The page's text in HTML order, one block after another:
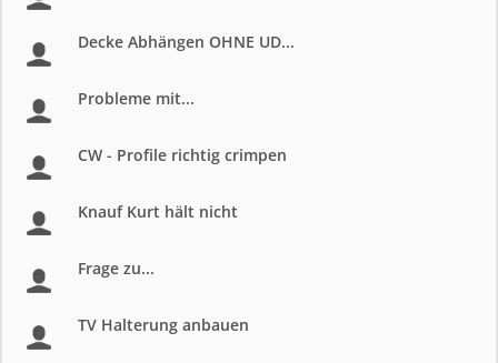
Decke Abhängen OHNE UD...
Probleme mit...
CW - Profile richtig crimpen
Knauf Kurt hält nicht
Frage zu...
TV Halterung anbauen